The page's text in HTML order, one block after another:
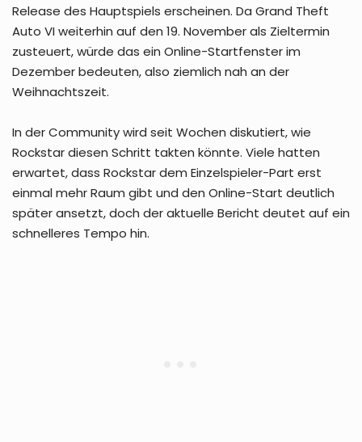
Release des Hauptspiels erscheinen. Da Grand Theft
Auto VI weiterhin auf den 19. November als Zieltermin
zusteuert, würde das ein Online-Startfenster im
Dezember bedeuten, also ziemlich nah an der
Weihnachtszeit.
In der Community wird seit Wochen diskutiert, wie
Rockstar diesen Schritt takten könnte. Viele hatten
erwartet, dass Rockstar dem Einzelspieler-Part erst
einmal mehr Raum gibt und den Online-Start deutlich
später ansetzt, doch der aktuelle Bericht deutet auf ein
schnelleres Tempo hin.